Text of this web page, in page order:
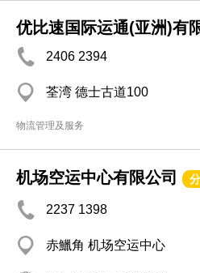
优比速国际运通(亚洲)有
2406 2394
荃湾 德士古道100
物流管理及服务
机场空运中心有限公司
2237 1398
赤鱲角 机场空运中心